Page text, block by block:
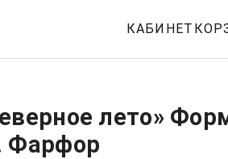
КАБИНЕТ
лето»
Фарфор